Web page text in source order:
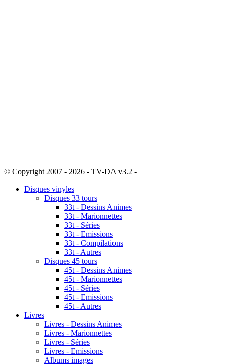
© Copyright 2007 - 2026 - TV-DA v3.2 -
Disques vinyles
Disques 33 tours
33t - Dessins Animes
33t - Marionnettes
33t - Séries
33t - Emissions
33t - Compilations
33t - Autres
Disques 45 tours
45t - Dessins Animes
45t - Marionnettes
45t - Séries
45t - Emissions
45t - Autres
Livres
Livres - Dessins Animes
Livres - Marionnettes
Livres - Séries
Livres - Emissions
Albums images